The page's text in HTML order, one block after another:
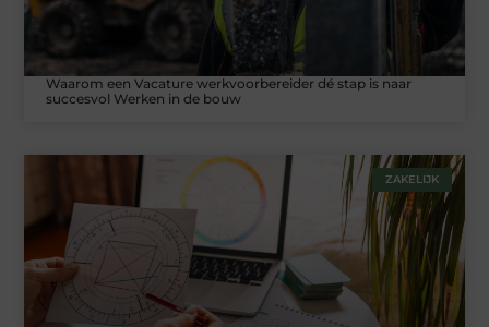
Waarom een Vacature werkvoorbereider dé stap is naar
succesvol Werken in de bouw
ZAKELIJK